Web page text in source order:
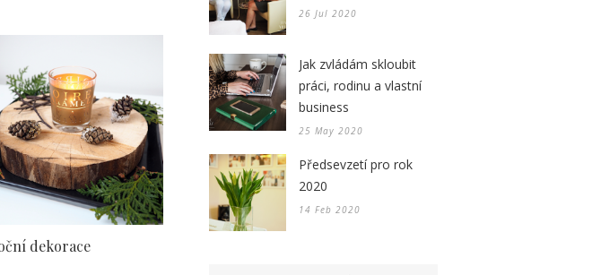
dekorace
26 Jul 2020
Jak zvládám skloubit
práci, rodinu a vlastní
business
25 May 2020
Předsevzetí pro rok
2020
14 Feb 2020